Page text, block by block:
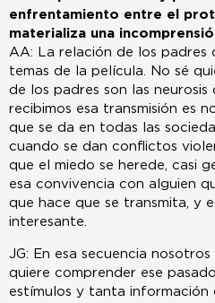
enfrentamiento entre el
materializa una
AA: La relación de los padres
temas de la película. No sé
de los padres son las neurosis
recibimos esa transmisión es
que se da en todas las
cuando se dan conflictos
que el miedo se herede, casi
esa convivencia con alguien
que hace que se transmita, y
interesante.
JG: En esa secuencia
quiere comprender ese
estímulos y tanta información